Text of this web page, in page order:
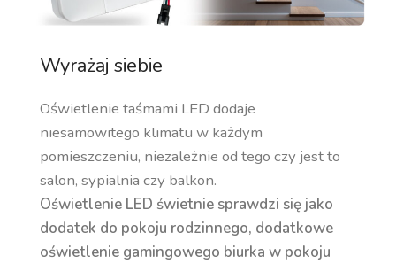
Wyrażaj siebie
Oświetlenie taśmami LED dodaje
niesamowitego klimatu w każdym
pomieszczeniu, niezależnie od tego czy jest to
salon, sypialnia czy balkon.
Oświetlenie LED świetnie sprawdzi się jako
dodatek do pokoju rodzinnego, dodatkowe
oświetlenie gamingowego biurka w pokoju